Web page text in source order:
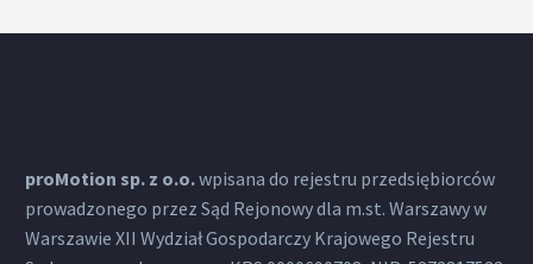
proMotion sp. z o.o.wpisana do rejestru przedsiębiorców
prowadzonego przez Sąd Rejonowy dla m.st. Warszawy w
Warszawie XII Wydział Gospodarczy Krajowego Rejestru